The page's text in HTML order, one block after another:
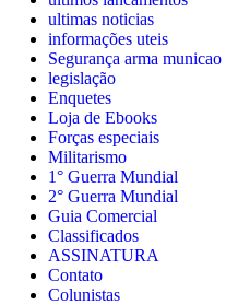
ultimas noticias
informações uteis
Segurança arma municao
legislação
Enquetes
Loja de Ebooks
Forças especiais
Militarismo
1° Guerra Mundial
2° Guerra Mundial
Guia Comercial
Classificados
ASSINATURA
Contato
Colunistas